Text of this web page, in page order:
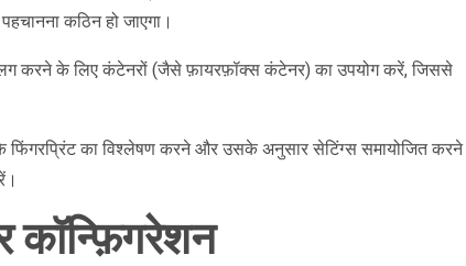
कठिन हो जाएगा।
करने के लिए कंटेनरों (जैसे फ़ायरफ़ॉक्स कंटेनर) का उपयोग करें, जिससे
फिंगरप्रिंट का विश्लेषण करने और उसके अनुसार सेटिंग्स समायोजित करने